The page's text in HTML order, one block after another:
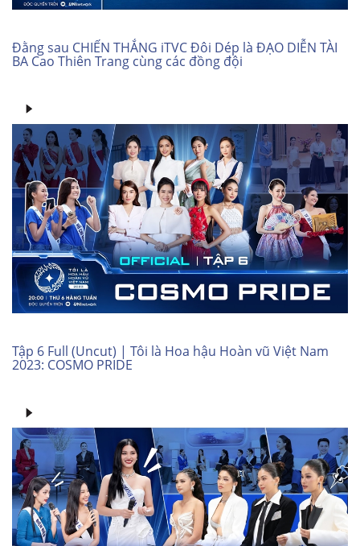
Đằng sau CHIẾN THẮNG iTVC Đôi Dép là ĐẠO DIỄN TÀI
BA Cao Thiên Trang cùng các đồng đội
Tập 6 Full (Uncut) | Tôi là Hoa hậu Hoàn vũ Việt Nam
2023: COSMO PRIDE